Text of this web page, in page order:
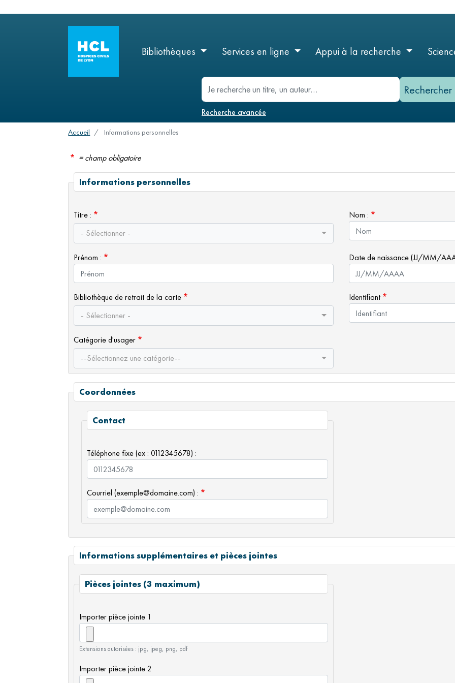
MenuBibliothèques Services en ligne Appui à la recherche
recherche
Recherche avancée
Accueil Informations personnelles
= champ obligatoire
Informations personnelles
Titre :
- Sélectionner -
Nom :
Prénom : Date de naissance (JJ/MM/
Bibliothèque de retrait de la carte
- Sélectionner -
Identifiant
Catégorie d'usager
--Sélectionnez une catégorie--
Coordonnées
Contact
Téléphone fixe (ex : 0112345678) :
Courriel (exemple@domaine.com) :
Informations supplémentaires et pièces jointes
Pièces jointes (3 maximum)
Importer pièce jointe 1
Extensions autorisées : jpg, jpeg, png, pdf
Importer pièce jointe 2